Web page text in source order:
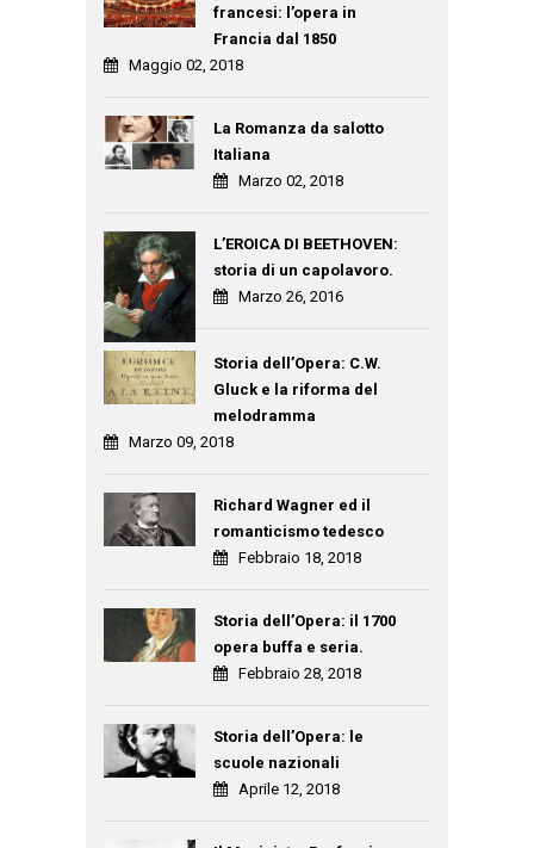
francesi: l’opera in
Francia dal 1850
Maggio 02, 2018
La Romanza da salotto
Italiana
Marzo 02, 2018
L’EROICA DI BEETHOVEN:
storia di un capolavoro.
Marzo 26, 2016
Storia dell’Opera: C.W.
Gluck e la riforma del
melodramma
Marzo 09, 2018
Richard Wagner ed il
romanticismo tedesco
Febbraio 18, 2018
Storia dell’Opera: il 1700
opera buffa e seria.
Febbraio 28, 2018
Storia dell’Opera: le
scuole nazionali
Aprile 12, 2018